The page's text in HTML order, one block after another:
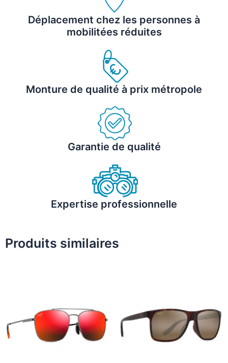
Déplacement chez les personnes à
mobilitées réduites
Monture de qualité à prix métropole
Garantie de qualité
Expertise professionnelle
Produits similaires